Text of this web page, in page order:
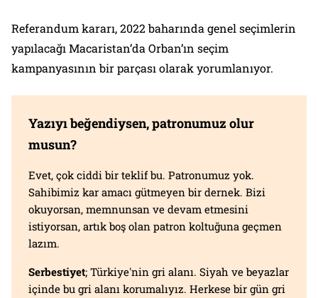
Referandum kararı, 2022 baharında genel seçimlerin
yapılacağı Macaristan’da Orban’ın seçim
kampanyasının bir parçası olarak yorumlanıyor.
Yazıyı beğendiysen, patronumuz olur
musun?
Evet, çok ciddi bir teklif bu. Patronumuz yok.
Sahibimiz kar amacı gütmeyen bir dernek. Bizi
okuyorsan, memnunsan ve devam etmesini
istiyorsan, artık boş olan patron koltuğuna geçmen
lazım.
Serbestiyet; Türkiye'nin gri alanı. Siyah ve beyazlar
içinde bu gri alanı korumalıyız. Herkese bir gün gri